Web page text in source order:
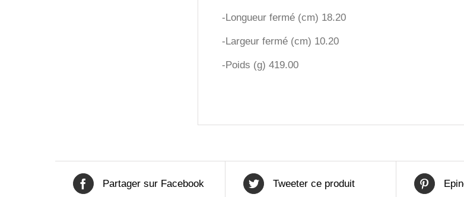
-Longueur fermé (cm) 18.20
-Largeur fermé (cm) 10.20
-Poids (g) 419.00
Partager sur Facebook Tweeter ce produit